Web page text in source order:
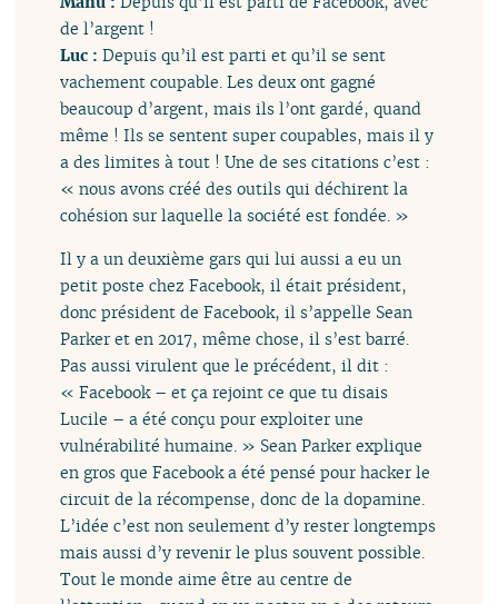
de l’argent !
Luc :Depuis qu’il est parti et qu’il se sent
vachement coupable. Les deux ont gagné
beaucoup d’argent, mais ils l’ont gardé, quand
même ! Ils se sentent super coupables, mais il y
a des limites à tout ! Une de ses citations c’est :
« nous avons créé des outils qui déchirent la
cohésion sur laquelle la société est fondée. »
Il y a un deuxième gars qui lui aussi a eu un
petit poste chez Facebook, il était président,
donc président de Facebook, il s’appelle Sean
Parker et en 2017, même chose, il s’est barré.
Pas aussi virulent que le précédent, il dit :
« Facebook – et ça rejoint ce que tu disais
Lucile – a été conçu pour exploiter une
vulnérabilité humaine. » Sean Parker explique
en gros que Facebook a été pensé pour hacker le
circuit de la récompense, donc de la dopamine.
L’idée c’est non seulement d’y rester longtemps
mais aussi d’y revenir le plus souvent possible.
Tout le monde aime être au centre de